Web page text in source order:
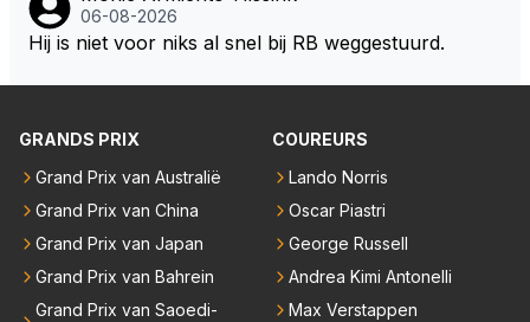
artjes ouder is en al een kleine heeft van een voorm
alig RB-lid op de leeftijd van 23 jaar? Hij doet dingen
ccesvol raceteam. Hij is niet alleen speciaal in de aut
o maar ook daarbuiten.
06-08-2026
Hij is niet voor niks al snel bij RB weggestuurd.
GRANDS PRIX
Grand Prix van Australië
Grand Prix van China
Grand Prix van Japan
Grand Prix van Bahrein
Grand Prix van Saoedi-
COUREURS
Lando Norris
Oscar Piastri
George Russell
Andrea Kimi Antonelli
Max Verstappen